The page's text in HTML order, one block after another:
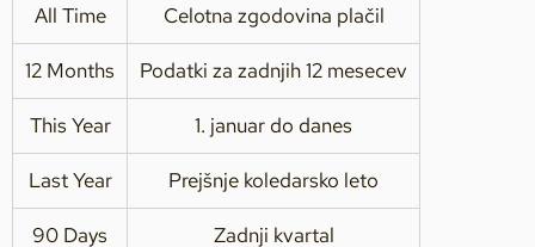
All Time Celotna zgodovina plačil
12 Months Podatki za zadnjih 12 mesecev
This Year 1. januar do danes
Last Year Prejšnje koledarsko leto
90 Days Zadnji kvartal